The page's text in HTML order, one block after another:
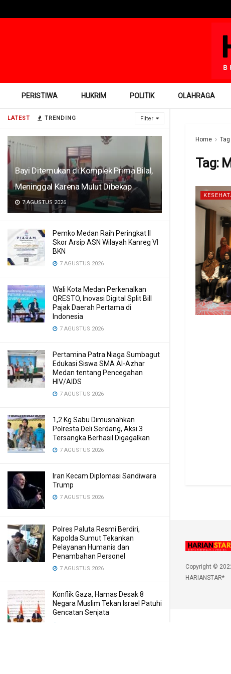
LATEST TRENDING Filter
Bayi Ditemukan di Komplek Prima Bilal,
Meninggal Karena Mulut Dibekap
7 AGUSTUS 2026
Pemko Medan Raih Peringkat II
Skor Arsip ASN Wilayah Kanreg VI
BKN
7 AGUSTUS 2026
Wali Kota Medan Perkenalkan
QRESTO, Inovasi Digital Split Bill
Pajak Daerah Pertama di
Indonesia
7 AGUSTUS 2026
Pertamina Patra Niaga Sumbagut
Edukasi Siswa SMA Al-Azhar
Medan tentang Pencegahan
HIV/AIDS
7 AGUSTUS 2026
1,2 Kg Sabu Dimusnahkan
Polresta Deli Serdang, Aksi 3
Tersangka Berhasil Digagalkan
7 AGUSTUS 2026
Iran Kecam Diplomasi Sandiwara
Trump
7 AGUSTUS 2026
Polres Paluta Resmi Berdiri,
Kapolda Sumut Tekankan
Pelayanan Humanis dan
Penambahan Personel
7 AGUSTUS 2026
Konflik Gaza, Hamas Desak 8
Negara Muslim Tekan Israel Patuhi
Gencatan Senjata
PERISTIWA HUKRIM POLITIK OLAHRAGA
Home Tag
Tag:
Copyright ©
HARIANSTAR*